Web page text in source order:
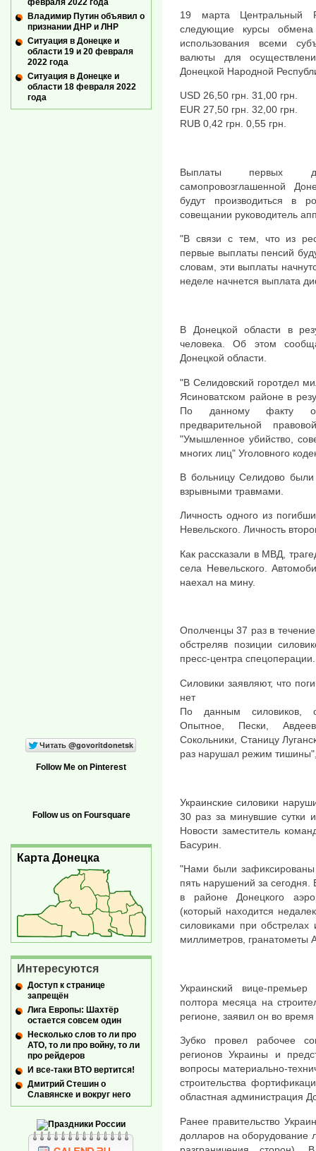
19 марта Центральный
следующие курсы
использования всеми
валюты для
Донецкой Народной
USD 26,50 грн. 31,00 грн.
EUR 27,50 грн. 32,00 грн.
RUB 0,42 грн. 0,55 грн.
Выплаты первых
самопровозглашенной
будут производиться в
совещании руководитель
"В связи с тем, что из
первые выплаты пенсий
словам, эти выплаты
неделе начнется выплата
В Донецкой области в
человека. Об этом
Донецкой области.
"В Селидовский горотдел
Ясиноватском районе в
По данному факту
предварительной
"Умышленное убийство,
многих лиц" Уголовного
В больницу Селидово
взрывными травмами.
Личность одного из
Невельского. Личность
Как рассказали в МВД,
села Невельского.
наехал на мину.
Ополченцы 37 раз в
обстреляв позиции
пресс-центра спецоперации.
Силовики заявляют, что
нет
По данным силовиков,
Опытное, Пески,
Сокольники, Станицу
раз нарушал режим
Украинские силовики
30 раз за минувшие сутки
Новости заместитель
Басурин.
"Нами были
пять нарушений за
в районе Донецкого
(который находится
силовиками при
миллиметров,
Украинский вице-
полтора месяца на
регионе, заявил он во
Зубко провел рабочее
регионов Украины и
вопросы материально-
строительства
областная администрация
Ранее правительство
долларов на оборудование
Владимир Путин объявил о
признании ДНР и ЛНР
Ситуация в Донецке и
области 19 и 20 февраля
2022 года
Ситуация в Донецке и
области 18 февраля 2022
года
Follow Me on Pinterest
Follow us on Foursquare
Карта Донецка
Интересуются
Доступ к странице
запрещён
Лига Европы: Шахтёр
остается совсем один
Несколько слов то ли про
АТО, то ли про войну, то ли
про рейдеров
И все-таки ВТО вертится!
Дмитрий Стешин о
Славянске и вокруг него